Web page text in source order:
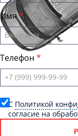
Имя
Телефон
C Политикой
согласие на